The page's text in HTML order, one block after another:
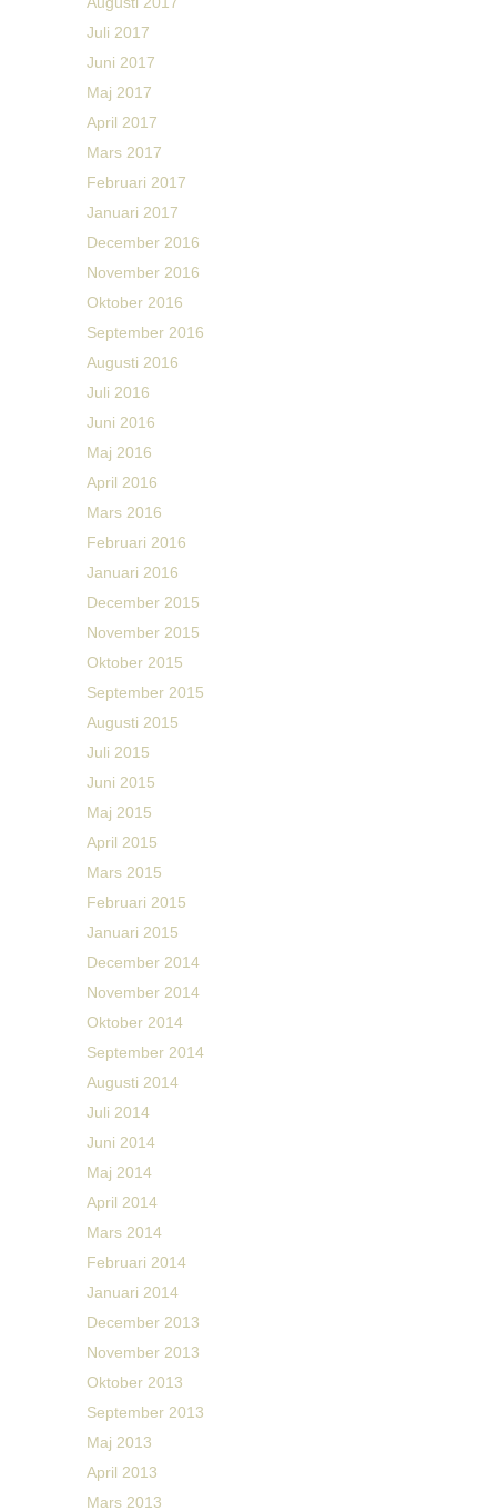
Juli 2017
Juni 2017
Maj 2017
April 2017
Mars 2017
Februari 2017
Januari 2017
December 2016
November 2016
Oktober 2016
September 2016
Augusti 2016
Juli 2016
Juni 2016
Maj 2016
April 2016
Mars 2016
Februari 2016
Januari 2016
December 2015
November 2015
Oktober 2015
September 2015
Augusti 2015
Juli 2015
Juni 2015
Maj 2015
April 2015
Mars 2015
Februari 2015
Januari 2015
December 2014
November 2014
Oktober 2014
September 2014
Augusti 2014
Juli 2014
Juni 2014
Maj 2014
April 2014
Mars 2014
Februari 2014
Januari 2014
December 2013
November 2013
Oktober 2013
September 2013
Maj 2013
April 2013
Mars 2013